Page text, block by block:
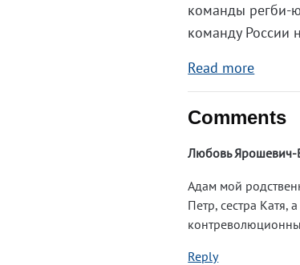
команды регби-
команду России
Read more
Comments
Любовь Ярошевич-
Адам мой
Петр, сестра Катя,
Reply